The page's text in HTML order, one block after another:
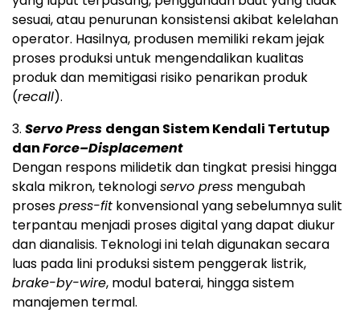
sesuai, atau penurunan konsistensi akibat kelelahan
operator. Hasilnya, produsen memiliki rekam jejak
proses produksi untuk mengendalikan kualitas
produk dan memitigasi risiko penarikan produk
(recall).
3. Servo Press dengan Sistem Kendali Tertutup
danForce–Displacement
Dengan respons milidetik dan tingkat presisi hingga
skala mikron, teknologiservo press mengubah
prosespress-fit konvensional yang sebelumnya sulit
terpantau menjadi proses digital yang dapat diukur
dan dianalisis. Teknologi ini telah digunakan secara
luas pada lini produksi sistem penggerak listrik,
brake-by-wire, modul baterai, hingga sistem
manajemen termal.